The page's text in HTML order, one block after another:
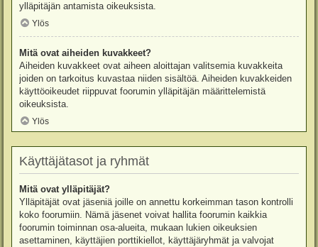
ylläpitäjän antamista oikeuksista.
Ylös
Mitä ovat aiheiden kuvakkeet?
Aiheiden kuvakkeet ovat aiheen aloittajan valitsemia kuvakkeita
joiden on tarkoitus kuvastaa niiden sisältöä. Aiheiden kuvakkeiden
käyttöoikeudet riippuvat foorumin ylläpitäjän määrittelemistä
oikeuksista.
Ylös
Käyttäjätasot ja ryhmät
Mitä ovat ylläpitäjät?
Ylläpitäjät ovat jäseniä joille on annettu korkeimman tason kontrolli
koko foorumiin. Nämä jäsenet voivat hallita foorumin kaikkia
foorumin toiminnan osa-alueita, mukaan lukien oikeuksien
asettaminen, käyttäjien porttikiellot, käyttäjäryhmät ja valvojat